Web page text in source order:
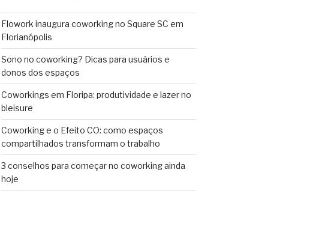
Flowork inaugura coworking no Square SC em
Florianópolis
Sono no coworking? Dicas para usuários e
donos dos espaços
Coworkings em Floripa: produtividade e lazer no
bleisure
Coworking e o Efeito CO: como espaços
compartilhados transformam o trabalho
3 conselhos para começar no coworking ainda
hoje